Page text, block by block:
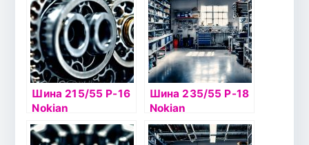
Шина 215/55 Р-16
Nokian
Hakkapelitta 7 97Т
б/к шип
Шина 235/55 Р-18
Nokian
Hakkapelitta 8 SUV
104T б/к шип